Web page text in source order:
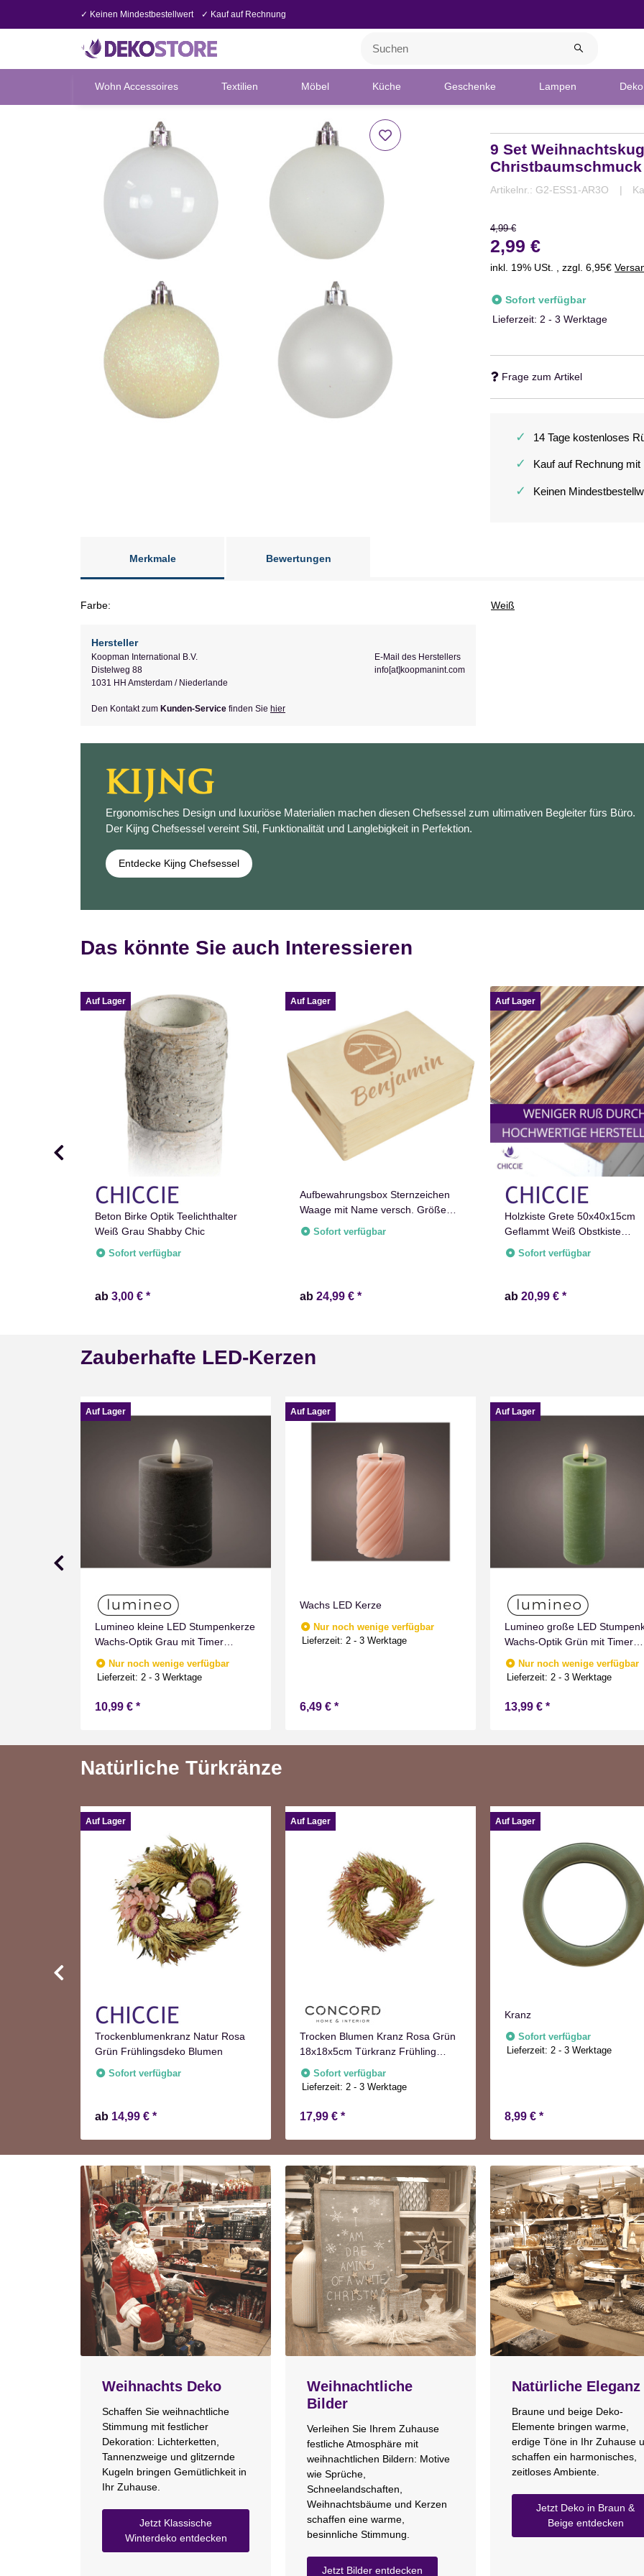
✓ Keinen Mindestbestellwert ✓ Kauf auf Rechnung
Wohn Accessoires Textilien Möbel Küche Geschenke Lampen
9 Set
Christbaumschmuck
Artikelnr.: G2-ESS1-AR3O
4,99 €
2,99 €
inkl. 19% USt. , zzgl. 6,95€
Sofort verfügbar
Lieferzeit: 2 - 3 Werktage
Frage zum Artikel
✓ 14 Tage kostenloses
✓ Kauf auf Rechnung mit
✓ Keinen
Merkmale Bewertungen
Farbe: Weiß
Hersteller
Koopman International B.V.
Distelweg 88
1031 HH Amsterdam / Niederlande
E-Mail des Herstellers
info[at]koopmanint.com
Den Kontakt zum Kunden-Service finden Sie hier
Ergonomisches Design und luxuriöse Materialien machen diesen Chefsessel zum ultimativen Begleiter fürs Büro.
Der Kijng Chefsessel vereint Stil, Funktionalität und Langlebigkeit in Perfektion.
Entdecke Kijng Chefsessel
Das könnte Sie auch Interessieren
Auf Lager
Beton Birke Optik Teelichthalter
Weiß Grau Shabby Chic
Sofort verfügbar
ab 3,00 € *
Auf Lager
Aufbewahrungsbox Sternzeichen
Waage mit Name versch. Größen
Natur Weiß
Sofort verfügbar
ab 24,99 € *
Auf Lager
Holzkiste Grete 50x40x15cm
Geflammt Weiß Obstkiste
Dekokiste Weinkiste
Sofort verfügbar
ab 20,99 € *
Zauberhafte LED-Kerzen
Auf Lager
Lumineo kleine LED Stumpenkerze
Wachs-Optik Grau mit Timer
Flammen Effect für Drinnen
Warmweiß 11 cm hoch
Nur noch wenige verfügbar
Lieferzeit: 2 - 3 Werktage
10,99 € *
Auf Lager
Wachs LED Kerze
Nur noch wenige verfügbar
Lieferzeit: 2 - 3 Werktage
6,49 € *
Auf Lager
Lumineo große LED
Wachs-Optik Grün mit Timer
Flammen Effect für Drinnen
Warmweiß 19 cm hoch
Nur noch wenige verfügbar
Lieferzeit: 2 - 3 Werktage
13,99 € *
Natürliche Türkränze
Auf Lager
Trockenblumenkranz Natur Rosa
Grün Frühlingsdeko Blumen
Sofort verfügbar
ab 14,99 € *
Auf Lager
Trocken Blumen Kranz Rosa Grün
18x18x5cm Türkranz Frühling
Herbst
Sofort verfügbar
Lieferzeit:2 - 3 Werktage
17,99 € *
Auf Lager
Kranz
Sofort verfügbar
Lieferzeit:2 - 3 Werktage
8,99 € *
Weihnachts Deko
Schaffen Sie weihnachtliche
Stimmung mit festlicher
Dekoration: Lichterketten,
Tannenzweige und glitzernde
Kugeln bringen Gemütlichkeit in
Ihr Zuhause.
Jetzt Klassische
Winterdeko entdecken
Weihnachtliche
Bilder
Verleihen Sie Ihrem Zuhause
festliche Atmosphäre mit
weihnachtlichen Bildern: Motive
wie Sprüche,
Schneelandschaften,
Weihnachtsbäume und Kerzen
schaffen eine warme,
besinnliche Stimmung.
Jetzt Bilder entdecken
Natürliche Eleganz
Braune und beige Deko-
Elemente bringen warme,
erdige Töne in Ihr Zuhause
schaffen ein harmonisches,
zeitloses Ambiente.
Jetzt Deko in Braun &
Beige entdecken